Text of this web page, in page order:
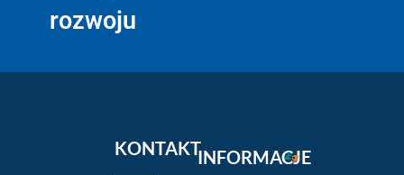
rozwoju
KONTAKTINFORMACJE